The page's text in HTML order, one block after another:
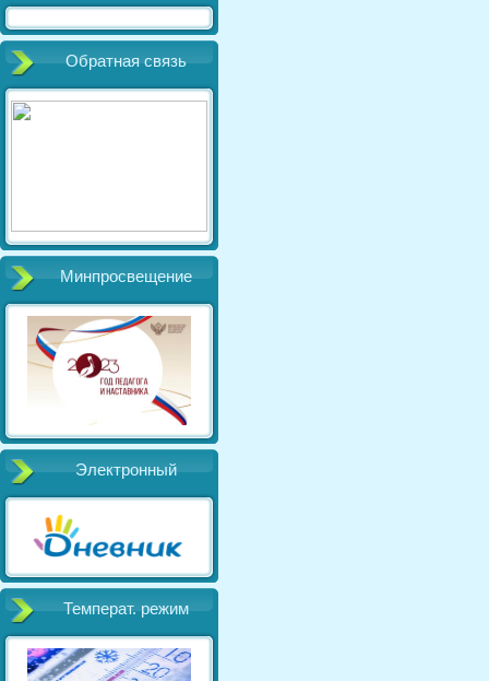
Обратная связь
Минпросвещение
Электронный
Температ. режим